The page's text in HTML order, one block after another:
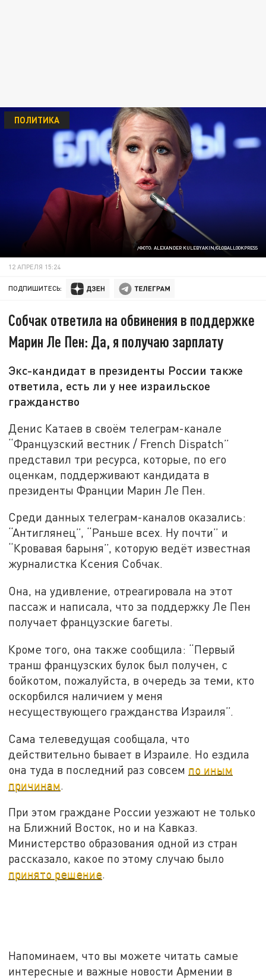
/ФОТО: ALEXANDER KULEBYAKIN/GLOBALLOOKPRESS
ПОЛИТИКА
12 АПРЕЛЯ 15:24
ПОДПИШИТЕСЬ:
Собчак ответила на обвинения в поддержке
Марин Ле Пен: Да, я получаю зарплату
Экс-кандидат в президенты России также
ответила, есть ли у нее израильское
гражданство
Денис Катаев в своём телеграм-канале
“Французский вестник / French Dispatch”
представил три ресурса, которые, по его
оценкам, поддерживают кандидата в
президенты Франции Марин Ле Пен.
Среди данных телеграм-каналов оказались:
“Антиглянец”, “Раньше всех. Ну почти” и
“Кровавая барыня”, которую ведёт известная
журналистка Ксения Собчак.
Она, на удивление, отреагировала на этот
пассаж и написала, что за поддержку Ле Пен
получает французские багеты.
Кроме того, она также сообщила: “Первый
транш французских булок был получен, с
бойкотом, пожалуйста, в очередь за теми, кто
оскорбился наличием у меня
несуществующего гражданства Израиля”.
Сама телеведущая сообщала, что
действительно бывает в Израиле. Но ездила
она туда в последний раз совсем по иным
причинам
При этом граждане России уезжают не только
на Ближний Восток, но и на Кавказ.
Министерство образования одной из стран
рассказало, какое по этому случаю было
принято решение.
Напоминаем, что вы можете читать самые
интересные и важные новости Армении в